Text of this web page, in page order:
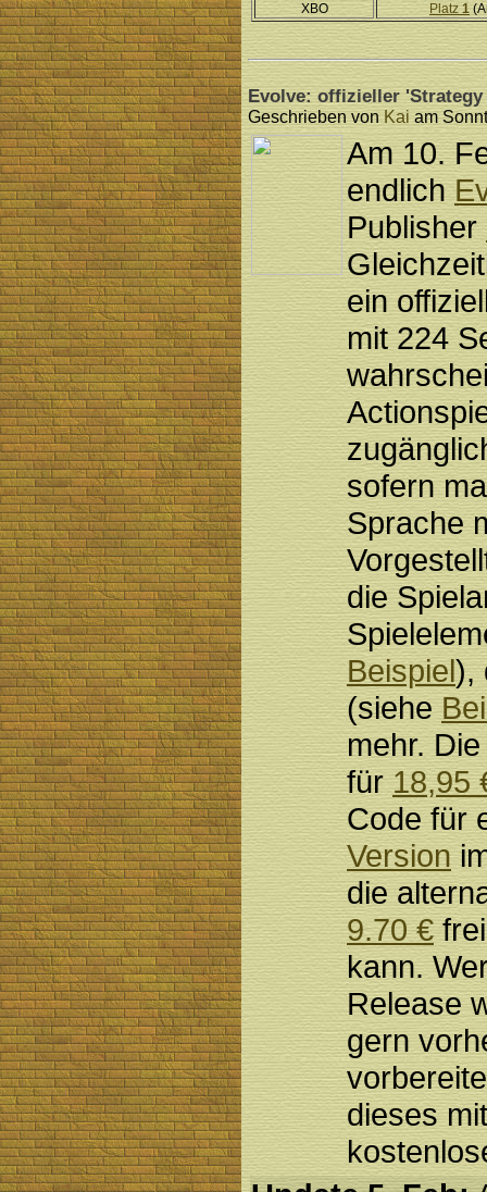
XBO
Platz 1
Evolve: offizieller
Geschrieben von Kai am
Am 10.
endlich
Publisher
ein
mit 224
sofern
Sprache
die
Beispiel),
(siehe
mehr.
für18,95
Code für
Version
die
9.70 €
kann.
Release
gern
dieses